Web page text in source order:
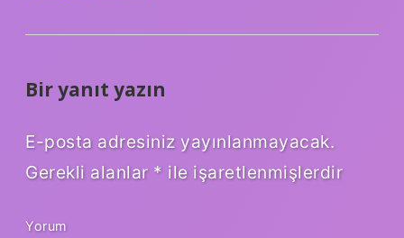
Bir yanıt yazın
E-posta adresiniz yayınlanmayacak.
Gerekli alanlar * ile işaretlenmişlerdir
Yorum